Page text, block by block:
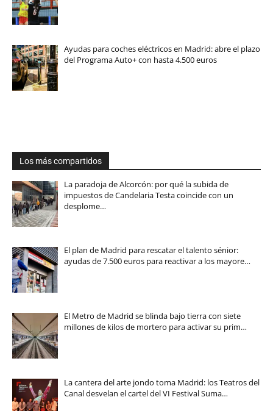
Ayudas para coches eléctricos en Madrid: abre el plazo
del Programa Auto+ con hasta 4.500 euros
Los más compartidos
La paradoja de Alcorcón: por qué la subida de
impuestos de Candelaria Testa coincide con un
desplome…
El plan de Madrid para rescatar el talento sénior:
ayudas de 7.500 euros para reactivar a los mayore…
El Metro de Madrid se blinda bajo tierra con siete
millones de kilos de mortero para activar su prim…
La cantera del arte jondo toma Madrid: los Teatros del
Canal desvelan el cartel del VI Festival Suma…